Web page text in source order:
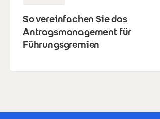
So vereinfachen Sie das
Antragsmanagement für
Führungsgremien